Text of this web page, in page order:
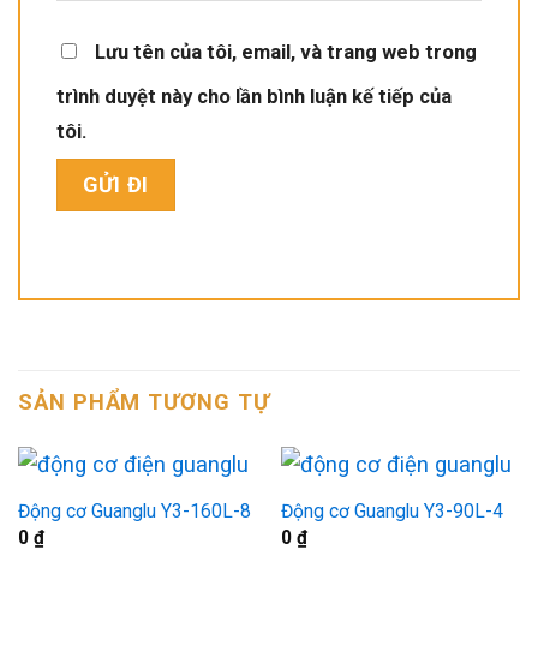
Lưu tên của tôi, email, và trang web trong
trình duyệt này cho lần bình luận kế tiếp của
tôi.
SẢN PHẨM TƯƠNG TỰ
Động cơ Guanglu Y3-160L-8
0 ₫
Động cơ Guanglu Y3-90L-4
0 ₫